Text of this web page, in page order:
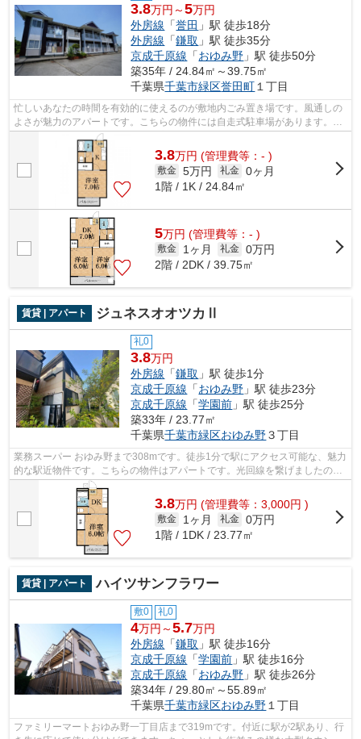
3.8万円～5万円
外房線 「誉田 」駅 徒歩18分
外房線 「鎌取 」駅 徒歩35分
京成千原線 「おゆみ野 」駅 徒歩50分
築35年 / 24.84㎡～39.75㎡
千葉県千葉市緑区誉田町１丁目
忙しいあなたの時間を有効的に使えるのが敷地内ごみ置き場です。風通しの
よさが魅力のアパートです。こちらの物件には自走式駐車場があります。こ
ちらの物件はアパートです。千葉市緑...
3.8万円 (管理費等：- )
敷金 5万円 礼金 0ヶ月
1階 / 1K / 24.84㎡
5万円 (管理費等：- )
敷金 1ヶ月 礼金 0万円
2階 / 2DK / 39.75㎡
賃貸 | アパート ジュネスオオツカⅡ
礼0
3.8万円
外房線 「鎌取 」駅 徒歩1分
京成千原線 「おゆみ野 」駅 徒歩23分
京成千原線 「学園前 」駅 徒歩25分
築33年 / 23.77㎡
千葉県千葉市緑区おゆみ野３丁目
業務スーパー おゆみ野まで308mです。徒歩1分で駅にアクセス可能な、魅力
的な駅近物件です。こちらの物件はアパートです。光回線を繋げましたので
パソコン作業がスムーズです。外房線...
3.8万円 (管理費等：3,000円 )
敷金 1ヶ月 礼金 0万円
1階 / 1DK / 23.77㎡
賃貸 | アパート ハイツサンフラワー
敷0 礼0
4万円～5.7万円
外房線 「鎌取 」駅 徒歩16分
京成千原線 「学園前 」駅 徒歩16分
京成千原線 「おゆみ野 」駅 徒歩26分
築34年 / 29.80㎡～55.89㎡
千葉県千葉市緑区おゆみ野 １丁目
ファミリーマートおゆみ野一丁目店まで319mです。付近に駅が2駅あり、行